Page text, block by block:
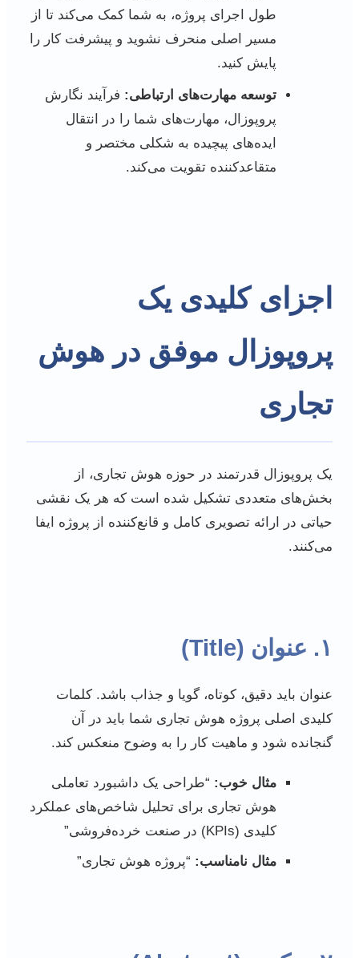
طول اجرای پروژه، به شما کمک می‌کند تا از
مسیر اصلی منحرف نشوید و پیشرفت کار را
پایش کنید.
توسعه مهارت‌های ارتباطی: فرآیند نگارش
پروپوزال، مهارت‌های شما را در انتقال
ایده‌های پیچیده به شکلی مختصر و
متقاعدکننده تقویت می‌کند.
اجزای کلیدی یک
پروپوزال موفق در هوش
تجاری
یک پروپوزال قدرتمند در حوزه هوش تجاری، از
بخش‌های متعددی تشکیل شده است که هر یک نقشی
حیاتی در ارائه تصویری کامل و قانع‌کننده از پروژه ایفا
می‌کنند.
۱. عنوان (Title)
عنوان باید دقیق، کوتاه، گویا و جذاب باشد. کلمات
کلیدی اصلی پروژه هوش تجاری شما باید در آن
گنجانده شود و ماهیت کار را به وضوح منعکس کند.
مثال خوب: “طراحی یک داشبورد تعاملی
هوش تجاری برای تحلیل شاخص‌های عملکرد
کلیدی (KPIs) در صنعت خرده‌فروشی”
مثال نامناسب: “پروژه هوش تجاری”